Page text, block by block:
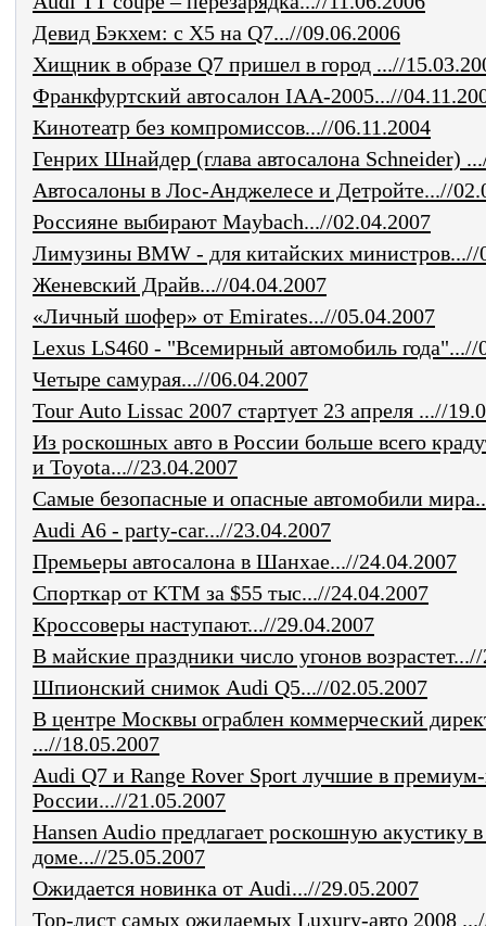
Девид Бэкхем: с X5 на Q7...//09.06.2006
Хищник в образе Q7 пришел в город ...//
Франкфуртский автосалон IAA-2005...//
Кинотеатр без компромиссов...//06.11.2004
Генрих Шнайдер (глава автосалона Schneider)
Автосалоны в Лос-Анджелесе и Детройте...//
Россияне выбирают Maybach...//02.04.2007
Лимузины BMW - для китайских министров...//
Женевский Драйв...//04.04.2007
«Личный шофер» от Emirates...//05.04.2007
Lexus LS460 - "Всемирный автомобиль года"...//
Четыре самурая...//06.04.2007
Tour Auto Lissac 2007 стартует 23 апреля ...//
Из роскошных авто в России больше всего
и Toyota...//23.04.2007
Самые безопасные и опасные автомобили
Audi A6 - party-car...//23.04.2007
Премьеры автосалона в Шанхае...//24.04.2007
Спорткар от KTM за $55 тыс...//24.04.2007
Кроссоверы наступают...//29.04.2007
В майские праздники число угонов
Шпионский снимок Audi Q5...//02.05.2007
В центре Москвы ограблен коммерческий
...//18.05.2007
Audi Q7 и Range Rover Sport лучшие в премиум-
России...//21.05.2007
Hansen Audio предлагает роскошную акустику
доме...//25.05.2007
Ожидается новинка от Audi...//29.05.2007
Top-лист самых ожидаемых Luxury-авто 2008